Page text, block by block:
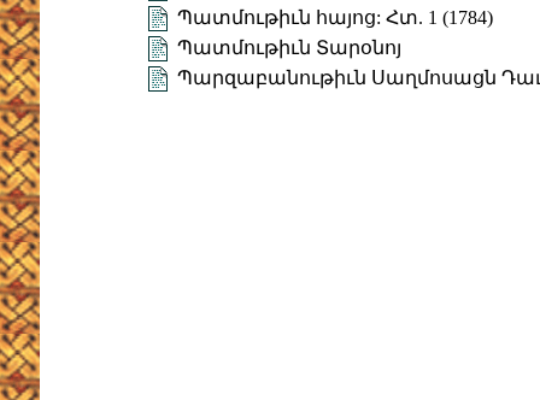
Պատմութիւն հայոց: Հտ. 1 (1784)
Պատմութիւն Տարօնոյ
Պարզաբանութիւն Սաղմոսացն